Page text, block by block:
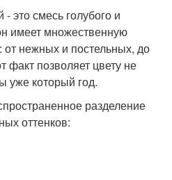
это смесь голубого и
имеет множественную
от нежных и постельных, до
позволяет цвету не
уже который год.
разделение
оттенков: